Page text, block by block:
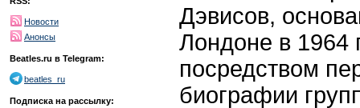
Новости
Анонсы
Beatles.ru в Telegram:
beatles_ru
Подписка на рассылку:
Дэвисов,
Лондоне в 1964
посредством
биографии